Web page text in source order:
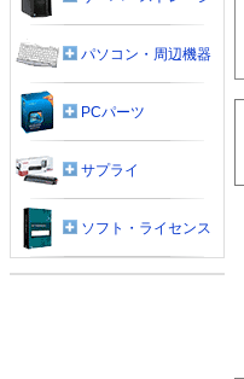
パソコン・周辺機器
PCパーツ
サプライ
ソフト・ライセンス